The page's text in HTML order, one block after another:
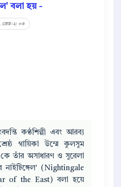
বলা হয় -
গ্রেড-২: ০৩
কণ্ঠশিল্পী এবং আরব্য
গায়িকা উম্মে কুলসুম
তাঁর অসাধারণ ও সুরেলা
(Nightingale
of the East) বলা হয়ে